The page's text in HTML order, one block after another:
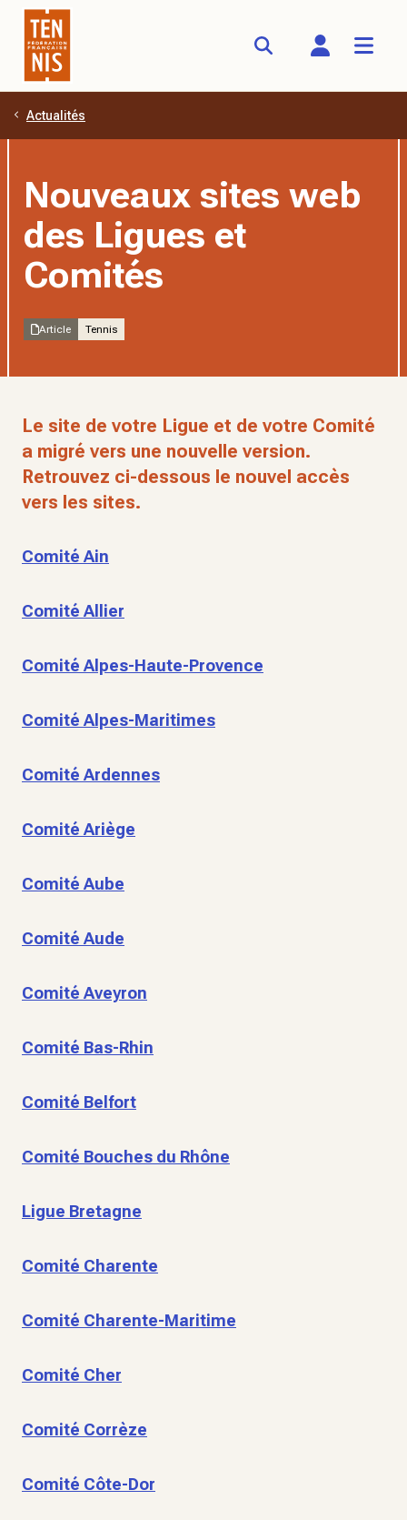
Aller au contenu principal
Actualités
Nouveaux sites web
des Ligues et
Comités
Article Tennis
Le site de votre Ligue et de votre Comité
a migré vers une nouvelle version.
Retrouvez ci-dessous le nouvel accès
vers les sites.
Comité Ain
Comité Allier
Comité Alpes-Haute-Provence
Comité Alpes-Maritimes
Comité Ardennes
Comité Ariège
Comité Aube
Comité Aude
Comité Aveyron
Comité Bas-Rhin
Comité Belfort
Comité Bouches du Rhône
Ligue Bretagne
Comité Charente
Comité Charente-Maritime
Comité Cher
Comité Corrèze
Comité Côte-Dor